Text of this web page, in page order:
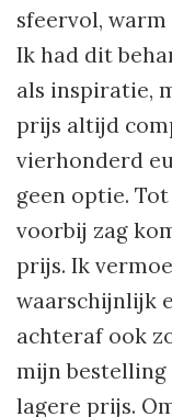
sfeervol,
Ik had dit
als inspiratie,
prijs altijd
vierhonderd
geen optie.
voorbij zag
prijs. Ik
waarschijnlijk
achteraf ook
mijn bestelling
lagere prijs.